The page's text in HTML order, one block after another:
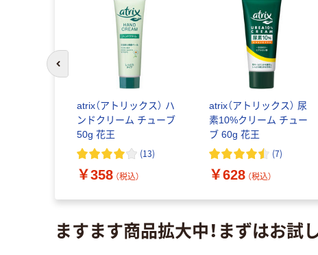
atrix（アトリックス） ハ
ンドクリーム チューブ
50g 花王
(13)
￥358 （税込）
atrix（アトリックス） 尿
素10%クリーム チュー
ブ 60g 花王
(7)
￥628 （税込）
ますます商品拡大中！まずはお試